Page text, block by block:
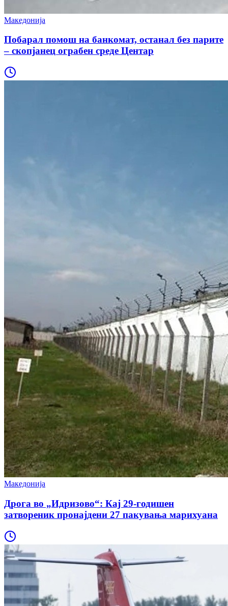
Македонија
Побарал помош на банкомат, останал без парите
– скопјанец ограбен среде Центар
Македонија
Дрога во „Идризово“: Кај 29-годишен
затвореник пронајдени 27 пакувања марихуана